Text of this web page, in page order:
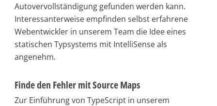
Autovervollständigung gefunden werden kann.
Interessanterweise empfinden selbst erfahrene
Webentwickler in unserem Team die Idee eines
statischen Typsystems mit IntelliSense als
angenehm.
Finde den Fehler mit Source Maps
Zur Einführung von TypeScript in unserem